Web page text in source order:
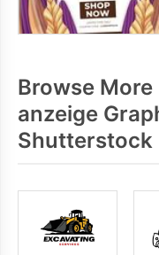
Browse
anzeige
Shutterstock